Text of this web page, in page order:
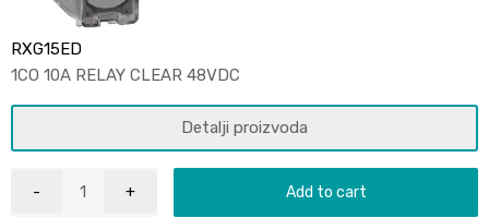
RXG15ED
1CO 10A RELAY CLEAR 48VDC
Detalji proizvoda
Add to cart